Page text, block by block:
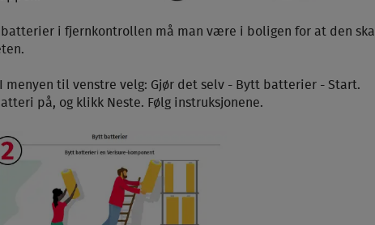
batterier i fjernkontrollen må man være i boligen for at den skal
menyen til venstre velg: Gjør det selv - Bytt batterier - Start.
på, og klikk Neste. Følg instruksjonene.